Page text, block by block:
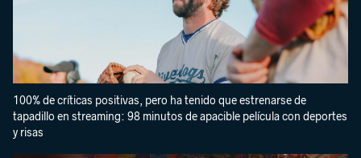
100% de críticas positivas, pero ha tenido que estrenarse de
tapadillo en streaming: 98 minutos de apacible película con deportes
y risas